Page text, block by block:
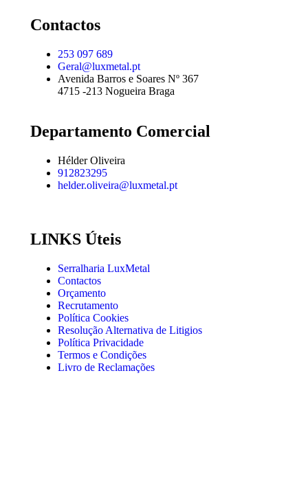
Contactos
253 097 689
Geral@luxmetal.pt
Avenida Barros e Soares Nº 367
4715 -213 Nogueira Braga
Departamento Comercial
Hélder Oliveira
912823295
helder.oliveira@luxmetal.pt
LINKS Úteis
Serralharia LuxMetal
Contactos
Orçamento
Recrutamento
Política Cookies
Resolução Alternativa de Litigios
Política Privacidade
Termos e Condições
Livro de Reclamações